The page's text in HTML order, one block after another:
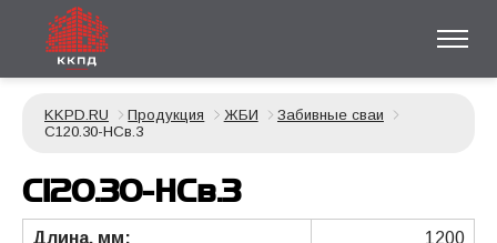
KKPD.RU Продукция ЖБИ
Забивные сваи
С120.30-НСв.3
С120.30-НСв.3
Длина, мм: 1200